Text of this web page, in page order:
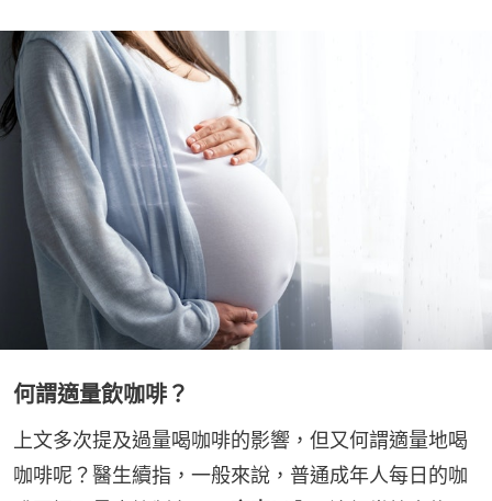
何謂適量飲咖啡？
上文多次提及過量喝咖啡的影響，但又何謂適量地喝
咖啡呢？醫生續指，一般來說，普通成年人每日的咖